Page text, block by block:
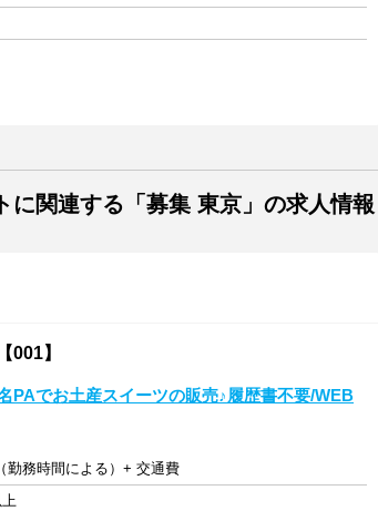
に関連する「募集 東京」の求人情報
001】
PAでお土産スイーツの販売♪履歴書不要/WEB
勤務時間による）+ 交通費